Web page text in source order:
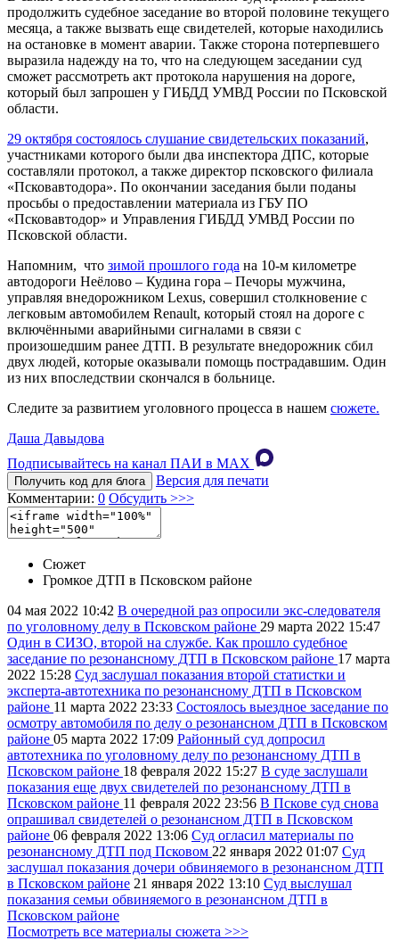
продолжить судебное заседание во второй половине текущего
месяца, а также вызвать еще свидетелей, которые находились
на остановке в момент аварии. Также сторона потерпевшего
выразила надежду на то, что на следующем заседании суд
сможет рассмотреть акт протокола нарушения на дороге,
который был запрошен у ГИБДД УМВД России по Псковской
области.
29 октября состоялось слушание свидетельских показаний,
участниками которого были два инспектора ДПС, которые
составляли протокол, а также директор псковского филиала
«Псковавтодора». По окончании заседания были поданы
просьбы о предоставлении материала из ГБУ ПО
«Псковавтодор» и Управления ГИБДД УМВД России по
Псковской области.
Напомним, что зимой прошлого года на 10-м километре
автодороги Неёлово – Кудина гора – Печоры мужчина,
управляя внедорожником Lexus, совершил столкновение с
легковым автомобилем Renault, который стоял на дороге с
включёнными аварийными сигналами в связи с
произошедшим ранее ДТП. В результате внедорожник сбил
двух людей, которые оказывали помощь пострадавшим. Один
из них впоследствии скончался в больнице.
Следите за развитием уголовного процесса в нашем сюжете.
Даша Давыдова
Подписывайтесь на канал ПАИ в MAХ
Получить код для блога
Версия для печати
Комментарии: 0 Обсудить >>>
Сюжет
Громкое ДТП в Псковском районе
04 мая 2022 10:42 В очередной раз опросили экс-следователя
по уголовному делу в Псковском районе 29 марта 2022 15:47
Один в СИЗО, второй на службе. Как прошло судебное
заседание по резонансному ДТП в Псковском районе 17 марта
2022 15:28 Суд заслушал показания второй статистки и
эксперта-автотехника по резонансному ДТП в Псковском
районе 11 марта 2022 23:33 Состоялось выездное заседание по
осмотру автомобиля по делу о резонансном ДТП в Псковском
районе 05 марта 2022 17:09 Районный суд допросил
автотехника по уголовному делу по резонансному ДТП в
Псковском районе 18 февраля 2022 15:27 В суде заслушали
показания еще двух свидетелей по резонансному ДТП в
Псковском районе 11 февраля 2022 23:56 В Пскове суд снова
опрашивал свидетелей о резонансном ДТП в Псковском
районе 06 февраля 2022 13:06 Суд огласил материалы по
резонансному ДТП под Псковом 22 января 2022 01:07 Суд
заслушал показания дочери обвиняемого в резонансном ДТП
в Псковском районе 21 января 2022 13:10 Суд выслушал
показания семьи обвиняемого в резонансном ДТП в
Псковском районе
Посмотреть все материалы сюжета >>>